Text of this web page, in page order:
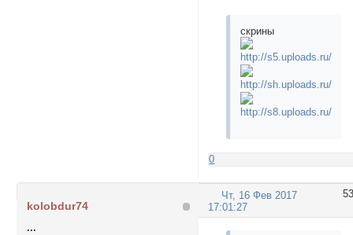
скрины
0
53
Чт, 16 Фев 2017
17:01:27
kolobdur74
...